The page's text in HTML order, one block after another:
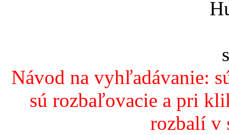
Návod na vyhľadávanie:
sú rozbaľovacie a pri
rozbalí v